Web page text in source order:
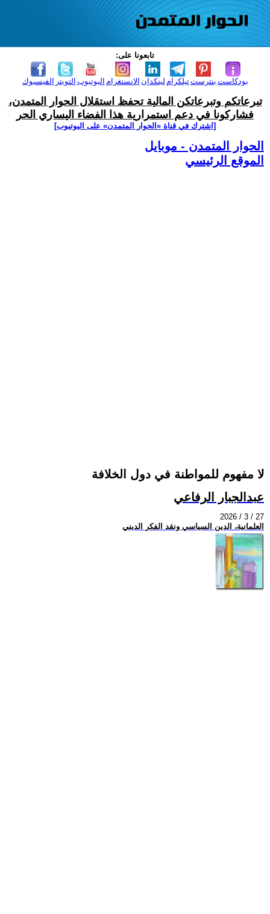
تابعونا على:
الفيسبوك التويتر اليوتيوب الانستغرام لينكدإن تيلكرامبنترست بودكاست
تبرعاتكم وتبرعاتكن المالية تحفظ استقلال الحوار المتمدن،
فشاركونا في دعم استمرارية هذا الفضاء اليساري الحر
[اشترك في قناة ‫«الحوار المتمدن» على اليوتيوب]
الحوار المتمدن - موبايل
الموقع الرئيسي
لا مفهوم للمواطنة في دول الخلافة
عبدالجبار الرفاعي
2026 / 3 / 27
العلمانية، الدين السياسي ونقد الفكر الديني